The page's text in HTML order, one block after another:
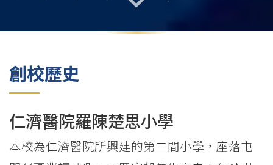
創校歷史
仁濟醫院羅陳楚思小學
本校為仁濟醫院所興建的第二間小學，座落屯